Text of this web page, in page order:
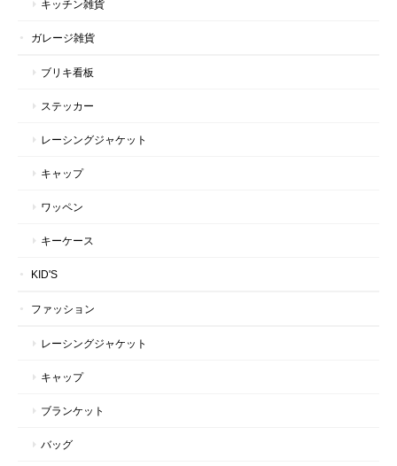
キッチン雑貨
ガレージ雑貨
ブリキ看板
ステッカー
レーシングジャケット
キャップ
ワッペン
キーケース
KID'S
ファッション
レーシングジャケット
キャップ
ブランケット
バッグ